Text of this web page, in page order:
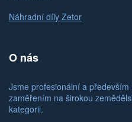
Náhradní díly Zetor
O nás
Jsme profesionální a
zaměřením na širokou
kategorii.